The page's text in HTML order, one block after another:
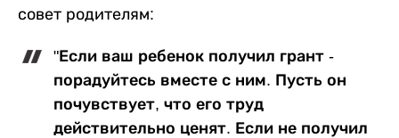
совет родителям:
"Если ваш ребенок получил грант -
порадуйтесь вместе с ним. Пусть он
почувствует, что его труд
действительно ценят. Если не получил